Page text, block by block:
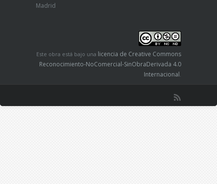
Madrid
Este obra está bajo una licencia de Creative Commons
Reconocimiento-NoComercial-SinObraDerivada 4.0
Internacional